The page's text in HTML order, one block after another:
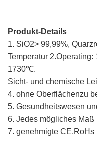
Produkt-Details
1. SiO2> 99,99%,
Temperatur
1730℃.
Sicht- und chemische
4. ohne Oberflächenzu
5. Gesundheitswesen
6. Jedes mögliches
7. genehmigte CE.RoHs